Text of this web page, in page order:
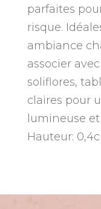
parfaites
risque.
ambiance
associer
soliflores,
claires pour
lumineuse
Hauteur: